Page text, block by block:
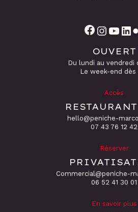
Facebook Instagram YouTube
OUVERT
Du lundi au vendredi
Le week-end dès
Accès
hello@peniche-
‭07 43 76 12 42
Réserver
Commercial@peniche-
06 52 41 30 01
En savoir plus